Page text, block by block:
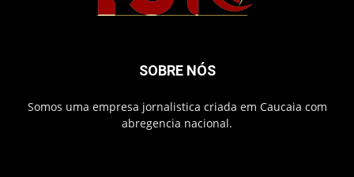
SOBRE NÓS
Somos uma empresa jornalistica criada em Caucaia com
abregencia nacional.